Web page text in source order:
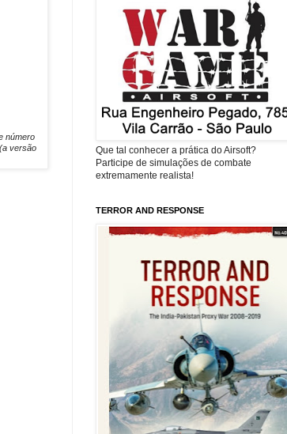
número
versão
Que tal conhecer a prática do Airsoft?
Participe de simulações de combate
extremamente realista!
TERROR AND RESPONSE